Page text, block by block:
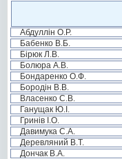
Абдуллін О.Р.
Бабенко В.Б.
Бірюк Л.В.
Болюра А.В.
Бондаренко О.Ф.
Бородін В.В.
Власенко С.В.
Ганущак Ю.І.
Гринів І.О.
Давимука С.А.
Деревляний В.Т.
Дончак В.А.